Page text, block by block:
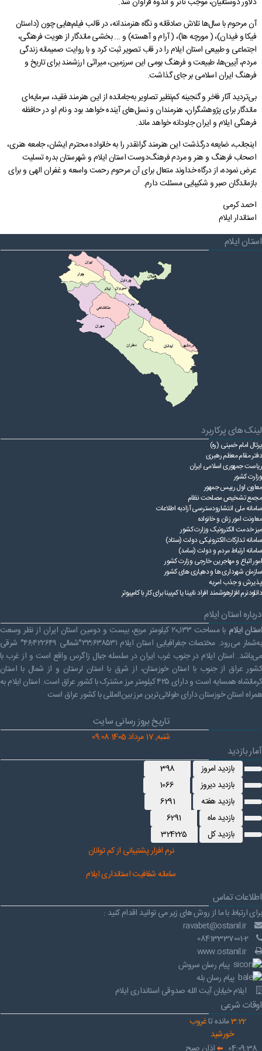
آن مرحوم با سال‌ها تلاش صادقانه و نگاه هنرمندانه، در قالب فیلم‌هایی چون (داستان
فیکا و فیدان)، ( مورچه ها)، ( آرام و آهسته) و ... بخشی ماندگار از هویت فرهنگی،
اجتماعی و طبیعی استان ایلام را در قاب تصویر ثبت کرد و با روایت صمیمانه زندگی
مردم، آیین‌ها، طبیعت و فرهنگ بومی این سرزمین، میراثی ارزشمند برای تاریخ و
فرهنگ ایران اسلامی بر جای گذاشت.
بی‌تردید آثار فاخر و گنجینه کم‌نظیر تصاویر به‌جامانده از این هنرمند فقید، سرمایه‌ای
ماندگار برای پژوهشگران، هنرمندان و نسل‌های آینده خواهد بود و نام او در حافظه
فرهنگی ایلام و ایران جاودانه خواهد ماند.
اینجانب، ضایعه درگذشت این هنرمند گرانقدر را به خانواده محترم ایشان، جامعه هنری،
اصحاب فرهنگ و هنر و مردم فرهنگ‌دوست استان ایلام و شهرستان بدره تسلیت
عرض نموده، از درگاه خداوند متعال برای آن مرحوم رحمت واسعه و غفران الهی و برای
بازماندگان صبر و شکیبایی مسئلت دارم.
احمد کرمی
استاندار ایلام
استان ایلام
لینک های پرکاربرد
پرتال امام خمینی (ره)
دفتر مقام معظم رهبری
ریاست ‌جمهوری اسلامی ایران
وزارت کشور
معاون اول رییس جمهور
مجمع تشخیص مصلحت نظام
سامانه ملی انتشارودسترسی آزادبه اطلاعات
معاونت امور زنان و خانواده
میز خدمت الکترونیک وزارت کشور
سامانه تدارکات الکترونیکی دولت (ستاد)
سامانه ارتباط مردم و دولت (سامد)
امور اتباع و مهاجرین خارجی وزارت کشور
سازمان شهرداری ها و دهیاری های کشور
پذیرش و جذب امریه
دانلودنرم افزارهوشمند افراد نابینا یا کم‌بینا برای کار با کامپیوتر
درباره استان ایلام
استان ایلام
با مساحت ۲۰٬۱۳۳ کیلومتر مربع، بیست و دومین استان ایران از نظر وسعت
به‌شمار می‌رود. مختصات جغرافیایی استان ایلام ۳۳٫۶۳۸۵۳۱°شمالی ۴۶٫۴۲۲۶۴۹° شرقی
می‌باشد. استان ایلام در جنوب غرب ایران در سلسله جبال زاگرس واقع است و از غرب با
کشور عراق از جنوب با استان خوزستان، از شرق با استان لرستان و از شمال با استان
کرمانشاه همسایه است و دارای ۴۲۵ کیلومتر مرز مشترک با کشور عراق است. استان ایلام به
همراه استان خوزستان دارای طولانی‌ترین مرز بین‌المللی با کشور عراق است
تاریخ بروز رسانی سایت
شنبه, 17 مرداد 1405 09:08
آمار بازدید
بازدید امروز
398
بازدید دیروز
1066
بازدید هفته
6291
بازدید ماه
6291
بازدید کل
324225
نرم افزار پشتیبانی از کم توانان
سامانه شفافیت استانداری ایلام
اطلاعات تماس
برای ارتباط با ما از روش های زیر می توانید اقدام کنید :
ravabet@ostanil.ir
www.ostanil.ir
پیام رسان سروش
پیام رسان بله
ایلام خیابان آیت الله صدوقی استانداری ایلام
اوقات شرعی
3:22 مانده تاغروب
خورشید
پایگاه بنیاد شهید و امور ایثارگران
قرارگاه اقتصادی مقاومتی استان
فرمانداری چرداول
فرمانداری هلیلان
فرمانداری ملکشاهی
فرمانداری ایوان
فرمانداری بدره
دارندگان پروانه دفاتر خدمات پیشخوان استان
سامانه انتشار و دسترسی آزاد به اطلاعات
پیشخوان ارباب رجوع (ثبت و رهگیری مکاتبات)
سامانه آموزش، پژوهش و مدیریت دانش
درباره ما
تلفن دفاتر مدیران استانداری
تصمیم گیری الکترونیکی
بیانیه حریم خصوصی
دستورالعمل بروزرسانی سایت
بیانیه توافقنامه سطح خدمت
حقوق شهروندی
نظر، انتقاد، پیشنهاد
تلفن های ضروری استان
راهنمای ثبت شکایت
راهنمای فرآیند حل اختلاف
راهنمای رسیدگی به تخلفات اداری
تماس با ما
درخواست های واحدهای اقتصادی
راهنمای فعالان اقتصادی
گالری تصاویر
گالری استاندار
گالری فیلم
اخبار انتخابات
اخبار وزارت کشور، استانداری ایلام
پربازدیدترین اخبار
نشریات استانداری
نشریات دفتر روابط عمومی
نشريات دفتر بازرسی، امور حقوقی و ارزيابی عملکرد
نشريات دفترپدافندغيرعامل
آرشیو اطلاعیه ها و بخشنامه ها
قوانین و مقررات
قانون اساسی
چشم انداز استان ایلام
قانون برنامه هفتم توسعه
مناقصه، مزایده و فراخوان
پرسش و پاسخ های متداول
جستجو